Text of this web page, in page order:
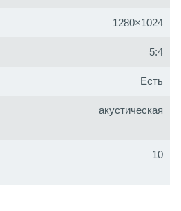
1280×1024
5:4
Есть
акустическая
10